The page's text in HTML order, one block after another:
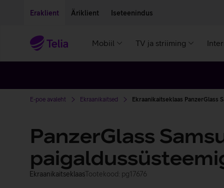
Eraklient Äriklient Iseteenindus
Mobiil TV ja striiming
E-poe avaleht Ekraanikaitsed Ekraanikaitseklaas PanzerGlass
PanzerGlass
EkraanikaitseklaasTootekood: pg17676